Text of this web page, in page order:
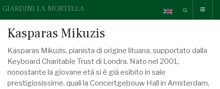
GIARDINI LA MORTELLA
Kasparas Mikuzis
Kasparas Mikuzis, pianista di origine lituana, supportato dalla
Keyboard Charitable Trust di Londra. Nato nel 2001,
nonostante la giovane età si è già esibito in sale
prestigiosissime, quali la Concertgebouw Hall in Amsterdam,